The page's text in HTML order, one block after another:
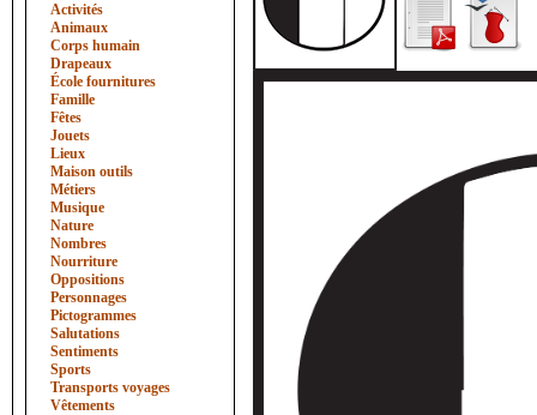
Activités
Animaux
Corps humain
Drapeaux
École fournitures
Famille
Fêtes
Jouets
Lieux
Maison outils
Métiers
Musique
Nature
Nombres
Nourriture
Oppositions
Personnages
Pictogrammes
Salutations
Sentiments
Sports
Transports voyages
Vêtements